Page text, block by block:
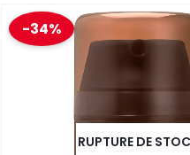
-34%
RUPTURE DE